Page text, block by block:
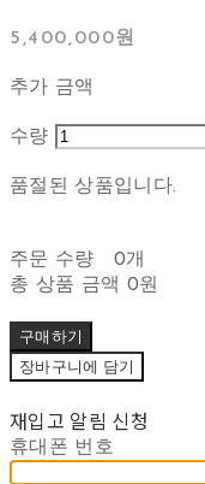
5,400,000원
추가 금액
수량
품절된 상품입니다.
주문 수량
0개
총 상품 금액 0원
구매하기
장바구니에 담기
재입고 알림 신청
휴대폰 번호